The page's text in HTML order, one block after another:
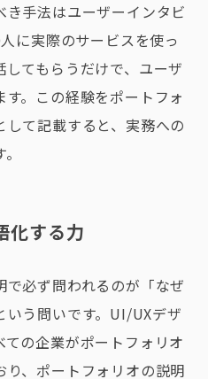
手法はユーザーインタビ
に実際のサービスを使っ
てもらうだけで、ユーザ
。この経験をポートフォ
て記載すると、実務への
化する力
必ず問われるのが「なぜ
いう問いです。UI/UXデザ
の企業がポートフォリオ
、ポートフォリオの説明